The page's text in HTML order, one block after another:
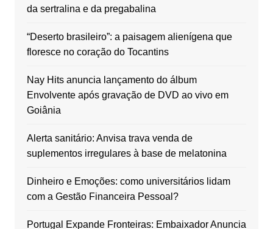
da sertralina e da pregabalina
“Deserto brasileiro”: a paisagem alienígena que
floresce no coração do Tocantins
Nay Hits anuncia lançamento do álbum
Envolvente após gravação de DVD ao vivo em
Goiânia
Alerta sanitário: Anvisa trava venda de
suplementos irregulares à base de melatonina
Dinheiro e Emoções: como universitários lidam
com a Gestão Financeira Pessoal?
Portugal Expande Fronteiras: Embaixador Anuncia